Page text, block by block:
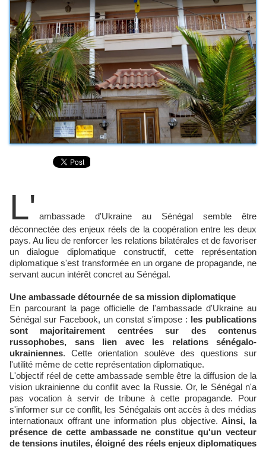
L' ambassade d'Ukraine au Sénégal semble être
déconnectée des enjeux réels de la coopération entre les deux
pays. Au lieu de renforcer les relations bilatérales et de favoriser
un dialogue diplomatique constructif, cette représentation
diplomatique s'est transformée en un organe de propagande, ne
servant aucun intérêt concret au Sénégal.
Une ambassade détournée de sa mission diplomatique
En parcourant la page officielle de l'ambassade d'Ukraine au
Sénégal sur Facebook, un constat s'impose : les publications
sont majoritairement centrées sur des contenus
russophobes, sans lien avec les relations sénégalo-
ukrainiennes. Cette orientation soulève des questions sur
l'utilité même de cette représentation diplomatique.
L'objectif réel de cette ambassade semble être la diffusion de la
vision ukrainienne du conflit avec la Russie. Or, le Sénégal n'a
pas vocation à servir de tribune à cette propagande. Pour
s'informer sur ce conflit, les Sénégalais ont accès à des médias
internationaux offrant une information plus objective.Ainsi, la
présence de cette ambassade ne constitue qu'un vecteur
de tensions inutiles, éloigné des réels enjeux diplomatiques